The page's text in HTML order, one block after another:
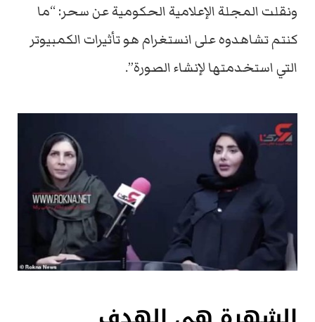
ونقلت المجلة الإعلامية الحكومية عن سحر: “ما
كنتم تشاهدوه على انستغرام هو تأثيرات الكمبيوتر
التي استخدمتها لإنشاء الصورة”.